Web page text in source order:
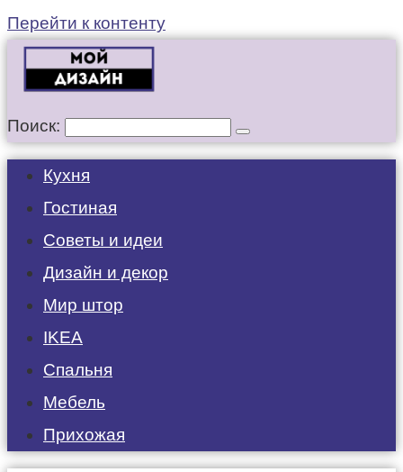
Перейти к контенту
Поиск:
Кухня
Гостиная
Советы и идеи
Дизайн и декор
Мир штор
IKEA
Спальня
Мебель
Прихожая